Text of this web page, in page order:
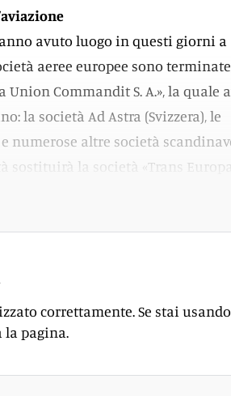
avuto luogo in questi giorni a
aeree europee sono
Commandit S. A.», la quale
la società Ad Astra (Svizzera), le
numerose altre società
sostituirà la società «Trans
correttamente. Se stai usando
la pagina.